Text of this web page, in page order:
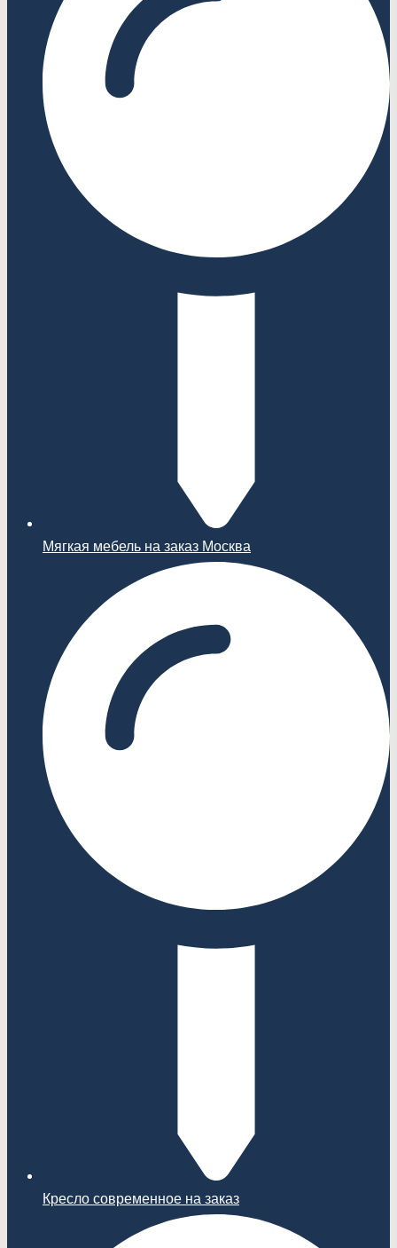
Мягкая мебель на заказ Москва
Кресло современное на заказ